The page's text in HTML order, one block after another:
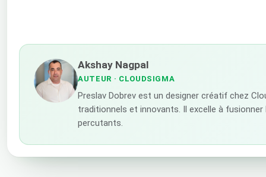
Akshay Nagpal
AUTEUR · CLOUDSIGMA
Preslav Dobrev est un designer créatif chez
traditionnels et innovants. Il excelle à
percutants.